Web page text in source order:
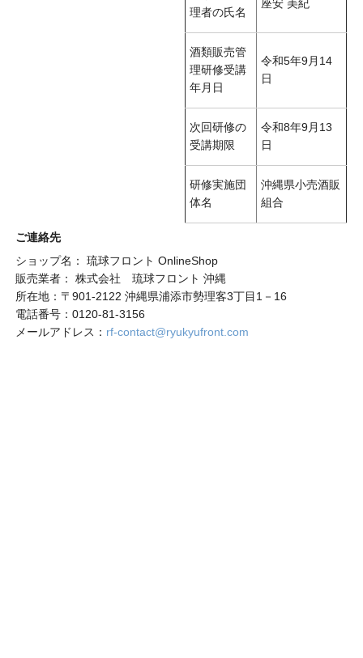
理者の氏名
座安 美紀
酒類販売管
理研修受講
年月日
令和5年9月14
日
次回研修の
受講期限
令和8年9月13
日
研修実施団
体名
沖縄県小売酒販
組合
ご連絡先
ショップ名： 琉球フロント OnlineShop
販売業者： 株式会社 琉球フロント 沖縄
所在地：〒901-2122 沖縄県浦添市勢理客3丁目1－16
電話番号：0120-81-3156
メールアドレス： rf-contact@ryukyufront.com